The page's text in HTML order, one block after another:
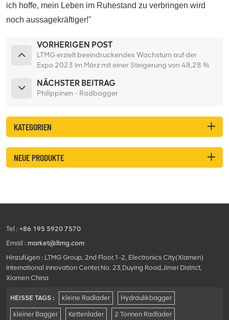
ich hoffe, mein Leben im Ruhestand zu verbringen wird
noch aussagekräftiger!"
VORHERIGEN POST
LTMG erzielt beeindruckendes Wachstum auf der
Expo 2023 im März mit einer Steigerung von 48,28 %
NÄCHSTER BEITRAG
Philippinen - Radbagger
KATEGORIEN
NEUE PRODUKTE
Tel : +86 195 5920 7570
Email : market@ltmg.com
Hinzufügen : LTMG Group, 2nd Floor,1-2, Electronics City(Xiamen)
International Innovation Center,No. 23,Duying Road,Jimei District,
Xiamen China
HEISSE TAGS : kleine Radlader Hydraulikbagger
kleiner Bagger Kettenlader 2 Tonnen Radlader